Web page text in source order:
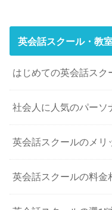
英会話スクール・教
はじめての英会話スク
社会人に人気のパーソ
英会話スクールのメリ
英会話スクールの料金